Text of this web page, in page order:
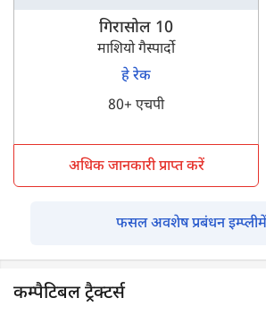
गिरासोल 10
माशियो गैस्पार्दो
हे रेक
80+ एचपी
अधिक जानकारी प्राप्त करें
फसल अवशेष प्रबंधन
कम्पैटिबल ट्रैक्टर्स